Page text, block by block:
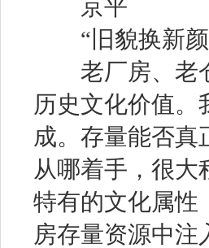
京平
“旧貌换新颜”
老厂房、老仓
历史文化价值。
成。存量能否真
从哪着手，很大
特有的文化属性
房存量资源中